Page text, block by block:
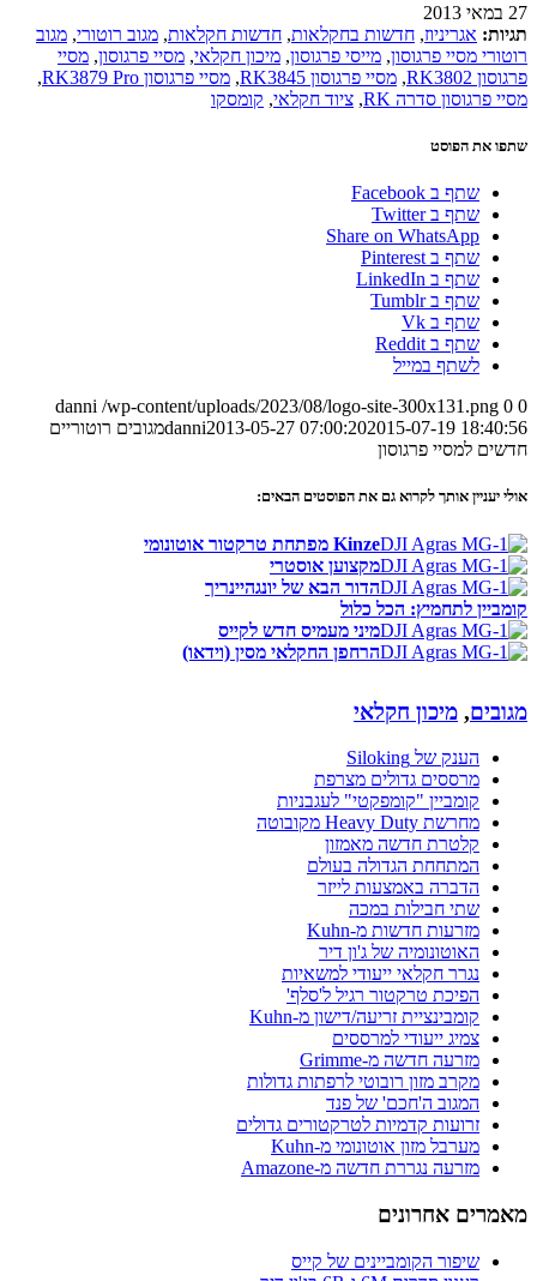
27 במאי 2013
תגיות: אגריניוז, חדשות בחקלאות, חדשות חקלאות, מגוב רוטורי, מגוב
רוטורי מסיי פרגוסון, מייסי פרגוסון, מיכון חקלאי, מסיי פרגוסון, מסיי
פרגוסון RK3802
, מסיי פרגוסון RK3845 , מסיי פרגוסון RK3879 Pro
,
מסיי פרגוסון סדרה RK
, ציוד חקלאי, קומסקו
שתפו את הפוסט
שתף ב Facebook
שתף ב Twitter
Share on WhatsApp
שתף ב Pinterest
שתף ב LinkedIn
שתף ב Tumblr
שתף ב Vk
שתף ב Reddit
לשתף במייל
0
0
danni /wp-content/uploads/2023/08/logo-site-300x131.png
danni2013-05-27 07:00:202015-07-19 18:40:56
מגובים רוטוריים
חדשים למסיי פרגוסון
אולי יעניין אותך לקרוא גם את הפוסטים הבאים:
Kinze מפתחת טרקטור אוטונומי
מקצוען אוסטרי
הדור הבא של יונגהיינריך
קומביין לתחמיץ: הכל כלול
מיני מעמיס חדש לקייס
הרחפן החקלאי מסין (וידאו)
מגובים, מיכון חקלאי
הענק של Siloking
מרססים גדולים מצרפת
קומביין "קומפקטי" לעגבניות
מחרשת Heavy Duty מקובוטה
קלטרת חדשה מאמזון
המתחחת הגדולה בעולם
הדברה באמצעות לייזר
שתי חבילות במכה
מזרעות חדשות מ-Kuhn
האוטונומיה של ג'ון דיר
נגרר חקלאי ייעודי למשאיות
הפיכת טרקטור רגיל ל'סלף'
קומבינציית זריעה/דישון מ-Kuhn
צמיג ייעודי למרססים
מזרעה חדשה מ-Grimme
מקרב מזון רובוטי לרפתות גדולות
המגוב ה'חכם' של פנד
זרועות קדמיות לטרקטורים גדולים
מערבל מזון אוטונומי מ-Kuhn
מזרעה נגררת חדשה מ-Amazone
מאמרים אחרונים
שיפור הקומביינים של קייס